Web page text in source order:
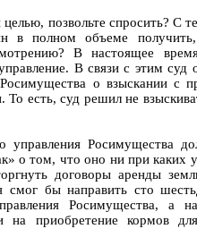
позвольте спросить? С
в полном объеме
В настоящее
В связи с этим суд
о взыскании с
То есть, суд решил не
управления Росимущества
о том, что оно ни при каких
договоры аренды
смог бы направить сто
Росимущества, а
на приобретение кормов